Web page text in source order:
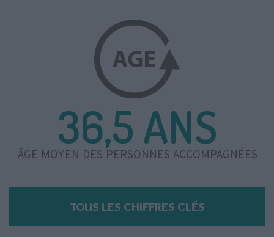
36,5 ANS
ÂGE MOYEN DES PERSONNES ACCOMPAGNÉES
TOUS LES CHIFFRES CLÉS